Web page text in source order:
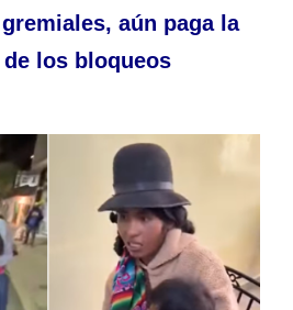
aún paga la
los bloqueos